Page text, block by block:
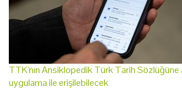
TTK'nın Ansiklopedik Türk Tarih Sözlüğüne
uygulama ile erişilebilecek